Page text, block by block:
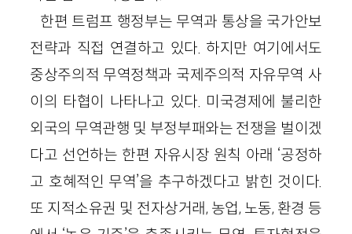
한편 트럼프 행정부는 무역과 통상을 국가안보
전략과 직접 연결하고 있다. 하지만 여기에서도
중상주의적 무역정책과 국제주의적 자유무역 사
이의 타협이 나타나고 있다. 미국경제에 불리한
외국의 무역관행 및 부정부패와는 전쟁을 벌이겠
다고 선언하는 한편 자유시장 원칙 아래 ‘공정하
고 호혜적인 무역’을 추구하겠다고 밝힌 것이다.
또 지적소유권 및 전자상거래, 농업, 노동, 환경 등